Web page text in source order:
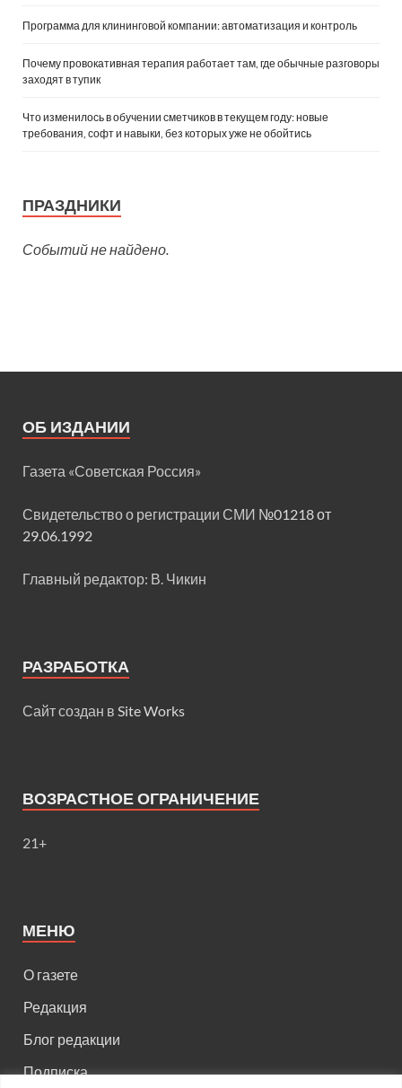
Программа для клининговой компании: автоматизация и контроль
Почему провокативная терапия работает там, где обычные разговоры
заходят в тупик
Что изменилось в обучении сметчиков в текущем году: новые
требования, софт и навыки, без которых уже не обойтись
ПРАЗДНИКИ
Событий не найдено.
ОБ ИЗДАНИИ
Газета «Советская Россия»
Свидетельство о регистрации СМИ №01218 от
29.06.1992
Главный редактор: В. Чикин
РАЗРАБОТКА
Сайт создан в Site Works
ВОЗРАСТНОЕ ОГРАНИЧЕНИЕ
21+
МЕНЮ
О газете
Редакция
Блог редакции
Подписка